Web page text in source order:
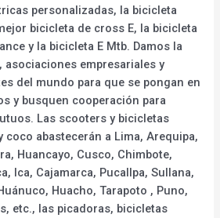
personalizadas, la bicicleta
bicicleta de cross E, la bicicleta
y la bicicleta E Mtb. Damos la
asociaciones empresariales y
del mundo para que se pongan en
y busquen cooperación para
Las scooters y bicicletas
coco abastecerán a Lima, Arequipa,
Huancayo, Cusco, Chimbote,
Ica, Cajamarca, Pucallpa, Sullana,
Huacho, Tarapoto , Puno,
etc., las picadoras, bicicletas